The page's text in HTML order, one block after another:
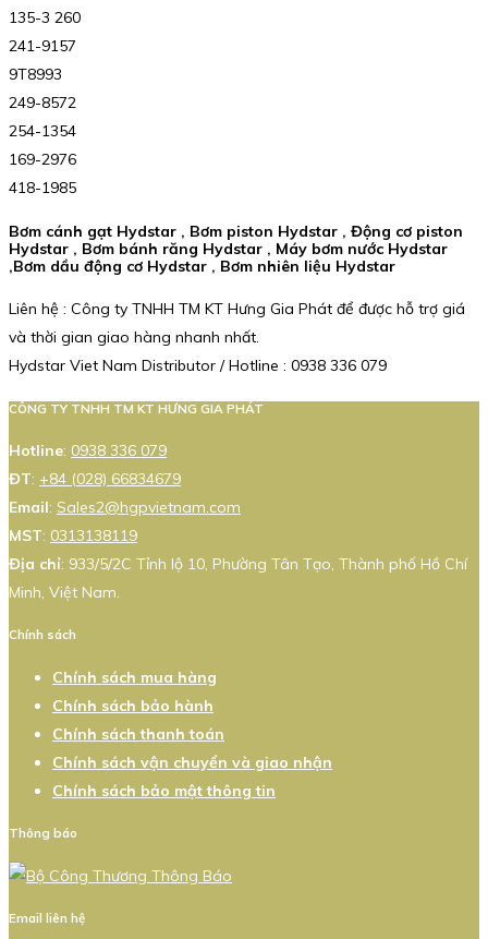
135-3 260
241-9157
9T8993
249-8572
254-1354
169-2976
418-1985
Bơm cánh gạt Hydstar , Bơm piston Hydstar , Động cơ piston
Hydstar , Bơm bánh răng Hydstar , Máy bơm nước Hydstar
,Bơm dầu động cơ Hydstar , Bơm nhiên liệu Hydstar
Liên hệ : Công ty TNHH TM KT Hưng Gia Phát để được hỗ trợ giá
và thời gian giao hàng nhanh nhất.
Hydstar Viet Nam Distributor / Hotline : 0938 336 079
CÔNG TY TNHH TM KT HƯNG GIA PHÁT
Hotline: 0938 336 079
ĐT: +84 (028) 66834679
Email: Sales2@hgpvietnam.com
MST: 0313138119
Địa chỉ: 933/5/2C Tỉnh lộ 10, Phường Tân Tạo, Thành phố Hồ Chí
Minh, Việt Nam.
Chính sách
Chính sách mua hàng
Chính sách bảo hành
Chính sách thanh toán
Chính sách vận chuyển và giao nhận
Chính sách bảo mật thông tin
Thông báo
Email liên hệ